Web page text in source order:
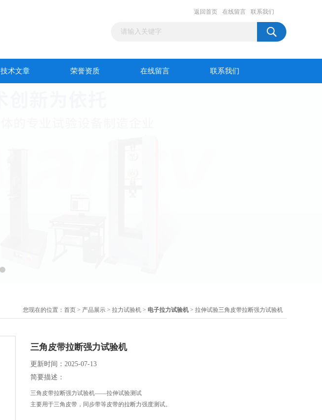
返回首页 在线留言 联系我们
技术文章 荣誉资质 在线留言 联系我们
您现在的位置： 首页 > 产品展示 > 拉力试验机 > 电子拉力试验机 > 拉伸试验三角皮带拉断强力试验机
三角皮带拉断强力试验机
更新时间：2025-07-13
简要描述：
三角皮带拉断强力试验机——拉伸试验测试
主要用于三角皮带，同步带等皮带的拉断力强度测试。